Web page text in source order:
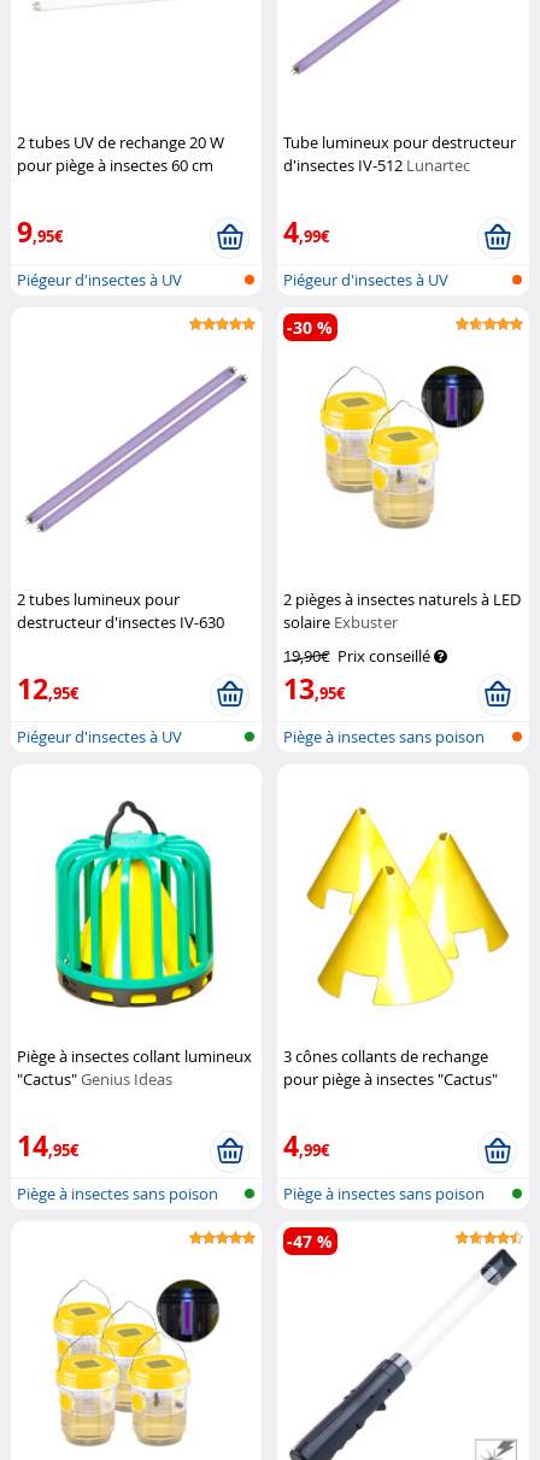
2 tubes UV de rechange 20 W
pour piège à insectes 60 cm
9,95€
Piégeur d'insectes à UV
Tube lumineux pour destructeur
d'insectes IV-512 Lunartec
4,99€
Piégeur d'insectes à UV
2 tubes lumineux pour
destructeur d'insectes IV-630
12,95€
Piégeur d'insectes à UV
2 pièges à insectes naturels à LED
solaire Exbuster
19,90€ Prix conseillé
13,95€
-30 %
Piège à insectes sans poison
Piège à insectes collant lumineux
"Cactus"Genius Ideas
14,95€
Piège à insectes sans poison
3 cônes collants de rechange
pour piège à insectes "Cactus"
4,99€
Piège à insectes sans poison
avec l...
-47 %